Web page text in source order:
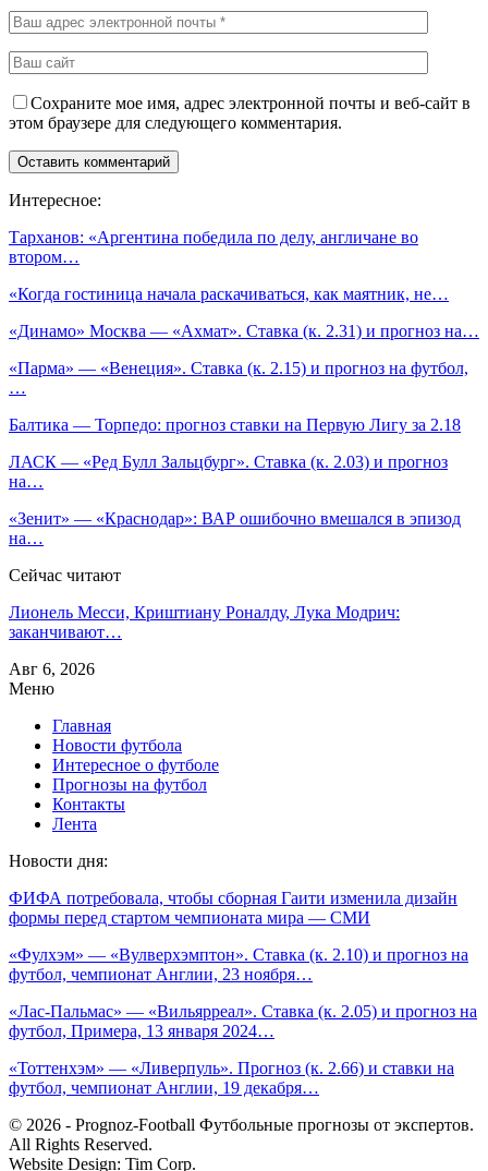
Сохраните мое имя, адрес электронной почты и веб-сайт в
этом браузере для следующего комментария.
Интересное:
Тарханов: «Аргентина победила по делу, англичане во
втором…
«Когда гостиница начала раскачиваться, как маятник, не…
«Динамо» Москва — «Ахмат». Ставка (к. 2.31) и прогноз на…
«Парма» — «Венеция». Ставка (к. 2.15) и прогноз на футбол,
…
Балтика — Торпедо: прогноз ставки на Первую Лигу за 2.18
ЛАСК — «Ред Булл Зальцбург». Ставка (к. 2.03) и прогноз
на…
«Зенит» — «Краснодар»: ВАР ошибочно вмешался в эпизод
на…
Сейчас читают
Лионель Месси, Криштиану Роналду, Лука Модрич:
заканчивают…
Авг 6, 2026
Меню
Главная
Новости футбола
Интересное о футболе
Прогнозы на футбол
Контакты
Лента
Новости дня:
ФИФА потребовала, чтобы сборная Гаити изменила дизайн
формы перед стартом чемпионата мира — СМИ
«Фулхэм» — «Вулверхэмптон». Ставка (к. 2.10) и прогноз на
футбол, чемпионат Англии, 23 ноября…
«Лас-Пальмас» — «Вильярреал». Ставка (к. 2.05) и прогноз на
футбол, Примера, 13 января 2024…
«Тоттенхэм» — «Ливерпуль». Прогноз (к. 2.66) и ставки на
футбол, чемпионат Англии, 19 декабря…
© 2026 - Prognoz-Football Футбольные прогнозы от экспертов.
All Rights Reserved.
Website Design: Tim Corp.